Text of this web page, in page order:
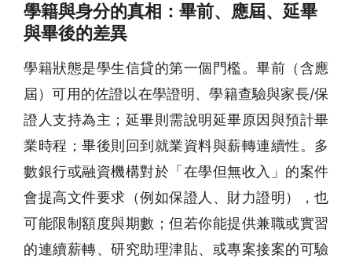
學籍與身分的真相：畢前、應屆、延畢
與畢後的差異
學籍狀態是學生信貸的第一個門檻。畢前（含應
屆）可用的佐證以在學證明、學籍查驗與家長/保
證人支持為主；延畢則需說明延畢原因與預計畢
業時程；畢後則回到就業資料與薪轉連續性。多
數銀行或融資機構對於「在學但無收入」的案件
會提高文件要求（例如保證人、財力證明），也
可能限制額度與期數；但若你能提供兼職或實習
的連續薪轉、研究助理津貼、或專案接案的可驗